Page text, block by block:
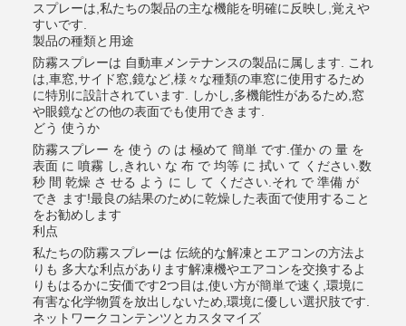
スプレーは,私たちの製品の主な機能を明確に反映し,覚えや
すいです.
製品の種類と用途
防霧スプレーは 自動車メンテナンスの製品に属します. これ
は,車窓,サイド窓,鏡など,様々な種類の車窓に使用するため
に特別に設計されています. しかし,多機能性があるため,窓
や眼鏡などの他の表面でも使用できます.
どう 使うか
防霧スプレー を 使う の は 極めて 簡単 です.僅か の 量 を
表面 に 噴霧 し,きれい な 布 で 均等 に 拭い て ください.数
秒 間 乾燥 さ せる よう に し て ください.それ で 準備 が
でき ます!最良の結果のために乾燥した表面で使用すること
をお勧めします
利点
私たちの防霧スプレーは 伝統的な解凍とエアコンの方法よ
りも 多大な利点があります解凍機やエアコンを交換するよ
りもはるかに安価です2つ目は,使い方が簡単で速く,環境に
有害な化学物質を放出しないため,環境に優しい選択肢です.
ネットワークコンテンツとカスタマイズ